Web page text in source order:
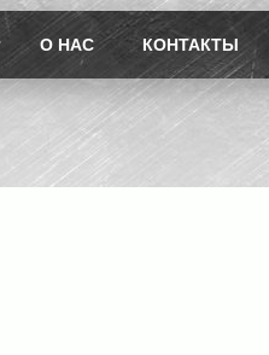
О НАС КОНТАКТЫ